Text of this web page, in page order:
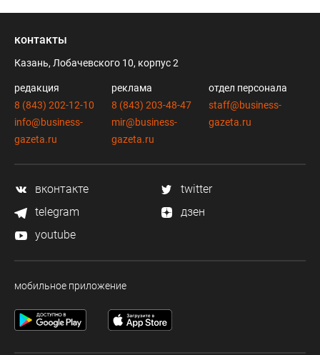
контакты
Казань, Лобачевского 10, корпус 2
редакция
8 (843) 202-12-10
info@business-
gazeta.ru
реклама
8 (843) 203-48-47
mir@business-
gazeta.ru
отдел персонала
staff@business-
gazeta.ru
вконтакте
twitter
telegram
дзен
youtube
мобильное приложение